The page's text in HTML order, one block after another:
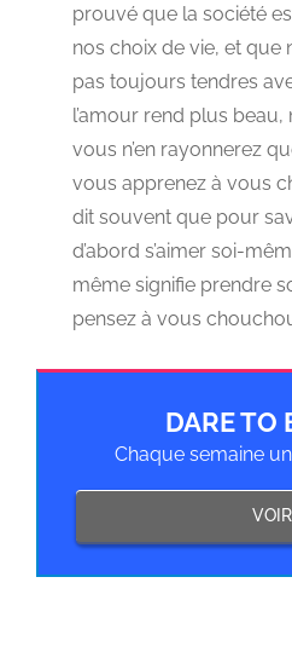
prouvé que la société
nos choix de vie, et que
pas toujours tendres
l’amour rend plus beau,
vous n’en rayonnerez
vous apprenez à vous
dit souvent que pour
d’abord s’aimer soi-
même signifie prendre
pensez à vous
DARE TO
Chaque semaine
VOIR